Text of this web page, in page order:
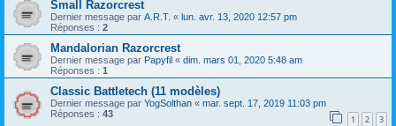
Small Razorcrest
Dernier message par A.R.T. « lun. avr. 13, 2020 12:57 pm
Réponses : 2
Mandalorian Razorcrest
Dernier message par Papyfil « dim. mars 01, 2020 5:48 am
Réponses : 1
Classic Battletech (11 modèles)
Dernier message par YogSolthan « mar. sept. 17, 2019 11:03 pm
Réponses : 43 1 2 3